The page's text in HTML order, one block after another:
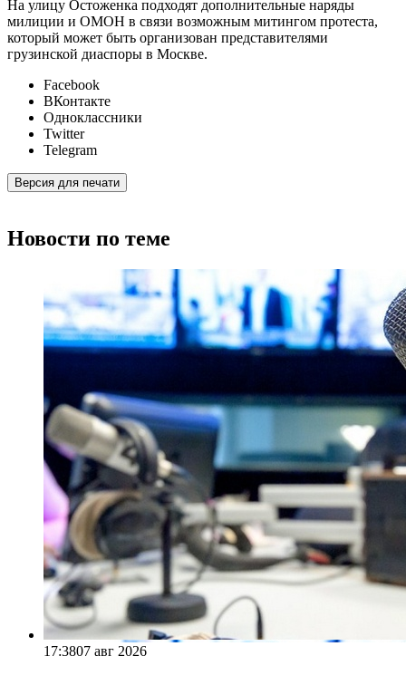
На улицу Остоженка подходят дополнительные наряды
милиции и ОМОН в связи возможным митингом протеста,
который может быть организован представителями
грузинской диаспоры в Москве.
Facebook
ВКонтакте
Одноклассники
Twitter
Telegram
Версия для печати
Новости по теме
17:3807 авг 2026